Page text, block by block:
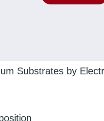
Substrates by